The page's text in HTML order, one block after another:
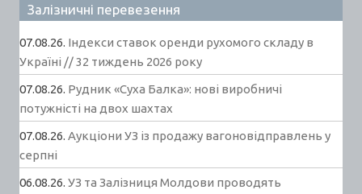
Залізничні перевезення
07.08.26. Індекси ставок оренди рухомого складу в
Україні // 32 тиждень 2026 року
07.08.26. Рудник «Суха Балка»: нові виробничі
потужністі на двох шахтах
07.08.26. Аукціони УЗ із продажу вагоновідправлень у
серпні
06.08.26. УЗ та Залізниця Молдови проводять